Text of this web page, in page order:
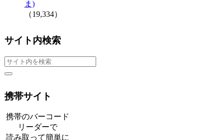
ま)
（19,334）
サイト内検索
携帯サイト
携帯のバーコード
リーダーで
読み取って簡単に